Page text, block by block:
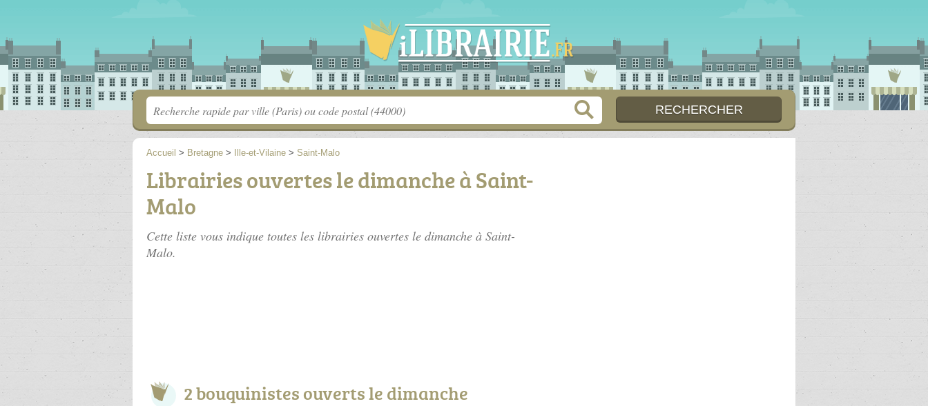
Accueil > Bretagne > Ille-et-Vilaine > Saint-Malo
Librairies ouvertes le dimanche à Saint-
Malo
Cette liste vous indique toutes les librairies ouvertes le dimanche à Saint-
Malo.
2 bouquinistes ouverts le dimanche